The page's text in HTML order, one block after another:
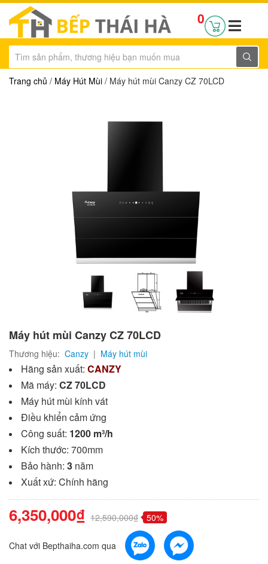
0
Trang chủ / Máy Hút Mùi / Máy hút mùi Canzy CZ 70LCD
Máy hút mùi Canzy CZ 70LCD
Thương hiệu: Canzy | Máy hút mùi
Hãng sản xuất: CANZY
Mã máy: CZ 70LCD
Máy hút mùi kính vát
Điều khiển cảm ứng
Công suất: 1200 m³/h
Kích thước: 700mm
Bảo hành: 3 năm
Xuất xứ: Chính hãng
6,350,000₫ 12,590,000₫ 50%
Chat với Bepthaiha.com qua